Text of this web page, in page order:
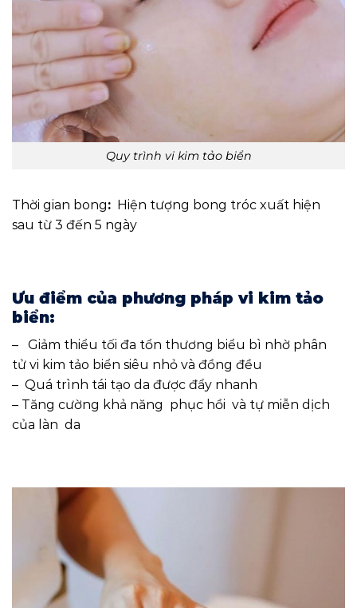
Quy trình vi kim tảo biển
Thời gian bong: Hiện tượng bong tróc xuất hiện
sau từ 3 đến 5 ngày
Ưu điểm của phương pháp vi kim tảo
biển:
– Giảm thiểu tối đa tổn thương biểu bì nhờ phân
tử vi kim tảo biển siêu nhỏ và đồng đều
– Quá trình tái tạo da được đẩy nhanh
– Tăng cường khả năng phục hồi và tự miễn dịch
của làn da